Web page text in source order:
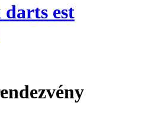
est